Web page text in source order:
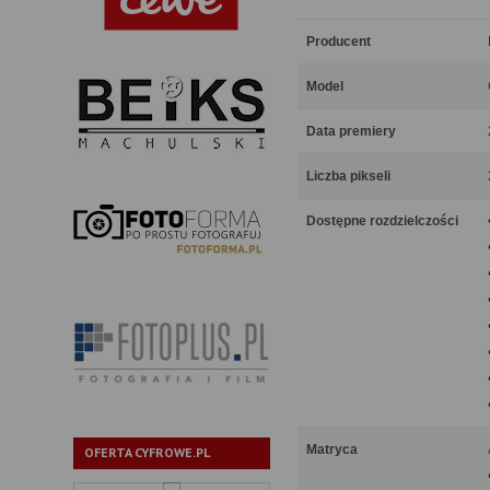
OFERTA CYFROWE.PL
Producent
Model
Data premiery
Liczba pikseli
Dostępne rozdzielczości
Matryca